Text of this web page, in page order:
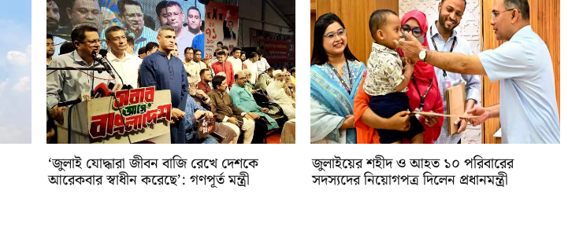
‘জুলাই যোদ্ধারা জীবন বাজি রেখে দেশকে
আরেকবার স্বাধীন করেছে’: গণপূর্ত মন্ত্রী
জুলাইয়ের শহীদ ও আহত ১০ পরিবারের
সদস্যদের নিয়োগপত্র দিলেন প্রধানমন্ত্রী